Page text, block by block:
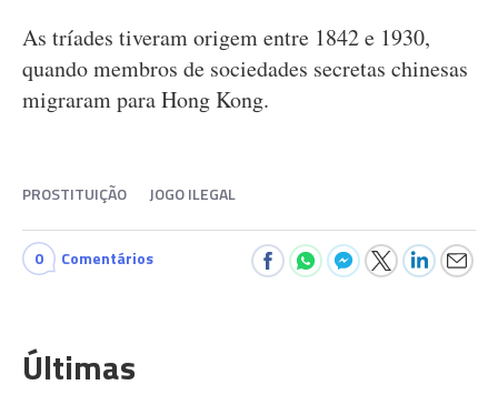
As tríades tiveram origem entre 1842 e 1930,
quando membros de sociedades secretas chinesas
migraram para Hong Kong.
PROSTITUIÇÃO JOGO ILEGAL
0 Comentários
Últimas